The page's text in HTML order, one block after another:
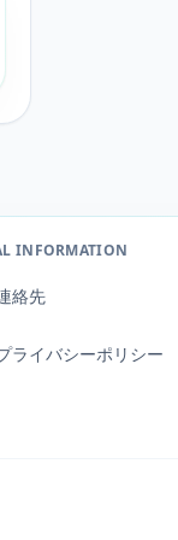
INFORMATION
絡先
ライバシーポリシー